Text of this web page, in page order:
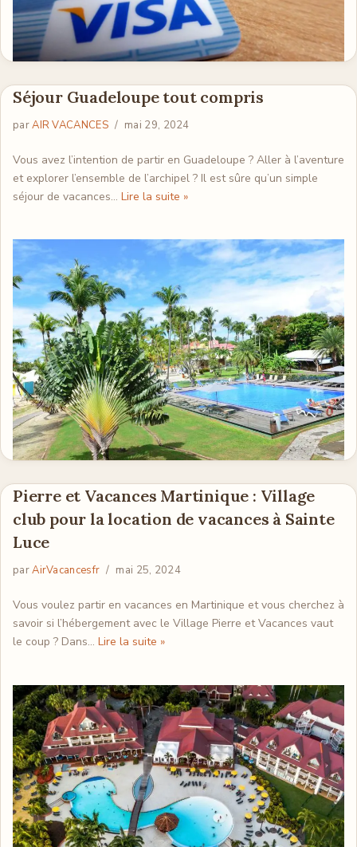
Séjour Guadeloupe tout compris
parAIR VACANCES mai 29, 2024
Vous avez l’intention de partir en Guadeloupe ? Aller à l’aventure
et explorer l’ensemble de l’archipel ? Il est sûre qu’un simple
séjour de vacances… Lire la suite »
Pierre et Vacances Martinique : Village
club pour la location de vacances à Sainte
Luce
parAirVacancesfr mai 25, 2024
Vous voulez partir en vacances en Martinique et vous cherchez à
savoir si l’hébergement avec le Village Pierre et Vacances vaut
le coup ? Dans… Lire la suite »